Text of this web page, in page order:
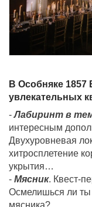
В Особняке 1857
увлекательных
-Лабиринт в
интересным
Двухуровневая
хитросплетение
укрытия…
- Мясник. Квест-
Осмелишься ли ты
мясника?